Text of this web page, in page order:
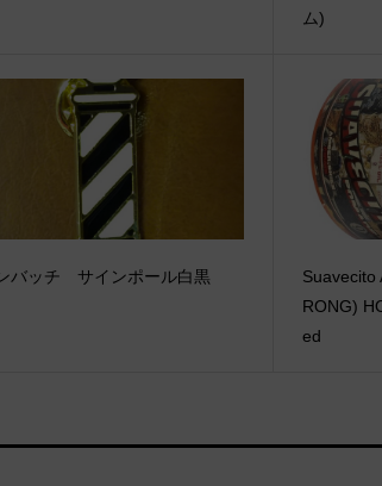
ム)
バッチ サインポール白黒
Suavecito
RONG)
ed